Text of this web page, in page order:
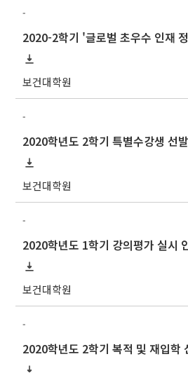
-
보건대학원
-
2020학년도 2학기 특별수강생 선
보건대학원
-
2020학년도 1학기 강의평가 실시
보건대학원
-
2020학년도 2학기 복적 및 재입학